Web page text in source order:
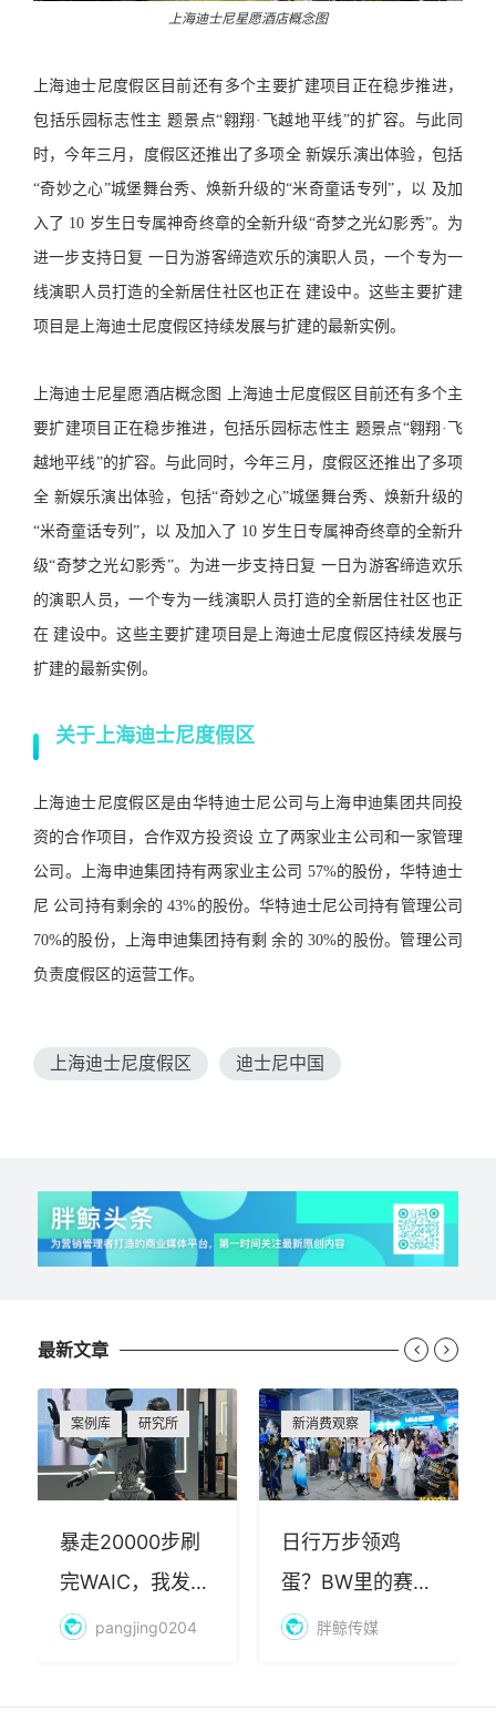
上海迪士尼星愿酒店概念图
上海迪士尼度假区目前还有多个主要扩建项目正在稳步推进，
包括乐园标志性主 题景点“翱翔·飞越地平线”的扩容。与此同
时，今年三月，度假区还推出了多项全 新娱乐演出体验，包括
“奇妙之心”城堡舞台秀、焕新升级的“米奇童话专列”，以 及加
入了 10 岁生日专属神奇终章的全新升级“奇梦之光幻影秀”。为
进一步支持日复 一日为游客缔造欢乐的演职人员，一个专为一
线演职人员打造的全新居住社区也正在 建设中。这些主要扩建
项目是上海迪士尼度假区持续发展与扩建的最新实例。
上海迪士尼星愿酒店概念图 上海迪士尼度假区目前还有多个主
要扩建项目正在稳步推进，包括乐园标志性主 题景点“翱翔·飞
越地平线”的扩容。与此同时，今年三月，度假区还推出了多项
全 新娱乐演出体验，包括“奇妙之心”城堡舞台秀、焕新升级的
“米奇童话专列”，以 及加入了 10 岁生日专属神奇终章的全新升
级“奇梦之光幻影秀”。为进一步支持日复 一日为游客缔造欢乐
的演职人员，一个专为一线演职人员打造的全新居住社区也正
在 建设中。这些主要扩建项目是上海迪士尼度假区持续发展与
扩建的最新实例。
关于上海迪士尼度假区
上海迪士尼度假区是由华特迪士尼公司与上海申迪集团共同投
资的合作项目，合作双方投资设 立了两家业主公司和一家管理
公司。上海申迪集团持有两家业主公司 57%的股份，华特迪士
尼 公司持有剩余的 43%的股份。华特迪士尼公司持有管理公司
70%的股份，上海申迪集团持有剩 余的 30%的股份。管理公司
负责度假区的运营工作。
上海迪士尼度假区 迪士尼中国
最新文章
案例库 研究所
暴走20000步刷
完WAIC，我发现
AI最赚钱的不是
pangjing0204
新消费观察
日行万步领鸡
蛋？BW里的赛博
朝圣，藏着品牌
胖鲸传媒
 